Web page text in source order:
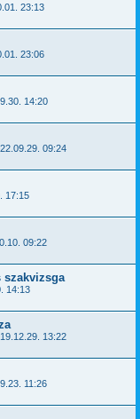
23:13
23:06
14:20
09:24
17:15
09:22
szakvizsga
14:13
13:22
11:26